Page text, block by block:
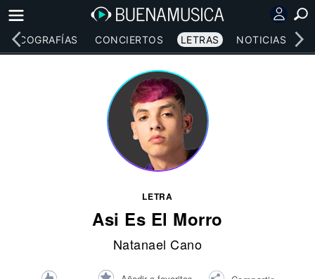
DISCOGRAFÍAS CONCIERTOS LETRAS NOTICIAS
LETRA
Asi Es El Morro
Natanael Cano